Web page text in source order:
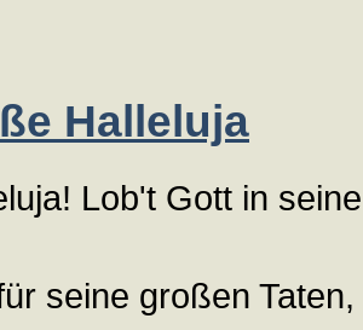
Halleluja
Lob't Gott in
seine großen